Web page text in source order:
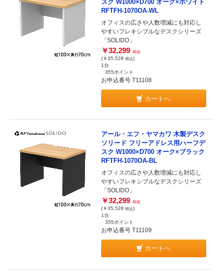
スク W1000×D700 オーク×ホワイト
RFTFH-1070OA-WL
オフィスの広さや人数増減にも対応し
やすいフレキシブルなデスクシリーズ
「SOLIDO」
￥32,299 税抜
(￥35,528 税込)
1台
355ポイント
お申込番号 T11108
カートへ
アール・エフ・ヤマカワ 木製デスク
ソリード フリーアドレス用ハーフデ
スク W1000×D700 オーク×ブラック
RFTFH-1070OA-BL
オフィスの広さや人数増減にも対応し
やすいフレキシブルなデスクシリーズ
「SOLIDO」
￥32,299 税抜
(￥35,528 税込)
1台
355ポイント
お申込番号 T11109
カートへ